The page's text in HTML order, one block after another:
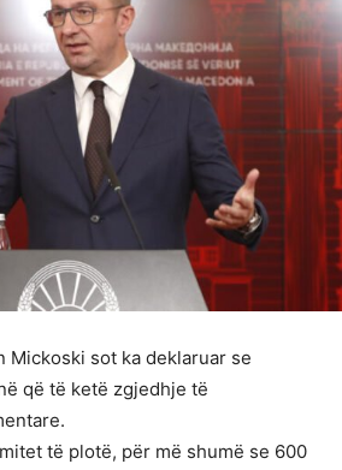
Mickoski sot ka deklaruar se
që të ketë zgjedhje të
të plotë, për më shumë se 600